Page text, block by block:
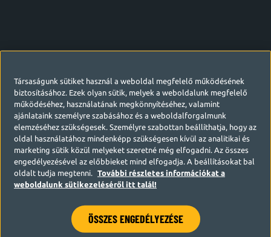
Társaságunk sütiket használ a weboldal megfelelő működésének
biztosításához. Ezek olyan sütik, melyek a weboldalunk megfelelő
működéséhez, használatának megkönnyítéséhez, valamint
ajánlataink személyre szabásához és a weboldalforgalmunk
elemzéséhez szükségesek. Személyre szabottan beállíthatja, hogy az
oldal használatához mindenképp szükségesen kívül az analitikai és
marketing sütik közül melyeket szeretné még elfogadni. Az összes
engedélyezésével az előbbieket mind elfogadja. A beállításokat bal
oldalt tudja megtenni.
További részletes információkat a
weboldalunk sütikezeléséről itt talál!
ÖSSZES ENGEDÉLYEZÉSE